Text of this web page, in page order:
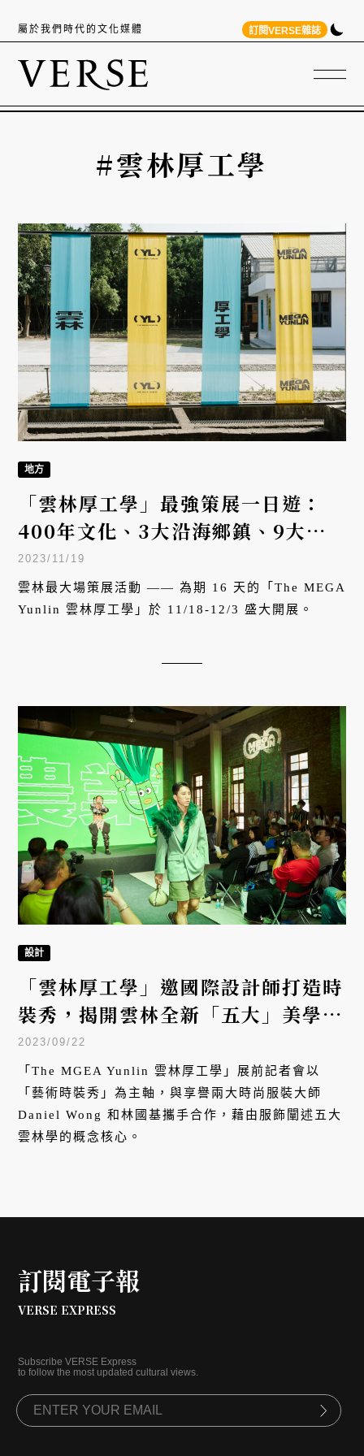
屬於我們時代的文化媒體 訂閱VERSE雜誌
#雲林厚工學
地方
「雲林厚工學」最強策展一日遊：
400年文化、3大沿海鄉鎮、9大倉
庫展覽、8大衛星場館一次看
2023/11/19
雲林最大場策展活動 —— 為期 16 天的「The MEGA
Yunlin 雲林厚工學」於 11/18-12/3 盛大開展。
設計
「雲林厚工學」邀國際設計師打造時
裝秀，揭開雲林全新「五大」美學視
角
2023/09/22
「The MGEA Yunlin 雲林厚工學」展前記者會以
「藝術時裝秀」為主軸，與享譽兩大時尚服裝大師
Daniel Wong 和林國基攜手合作，藉由服飾闡述五大
雲林學的概念核心。
訂閱電子報
VERSE EXPRESS
Subscribe VERSE Express
to follow the most updated cultural views.